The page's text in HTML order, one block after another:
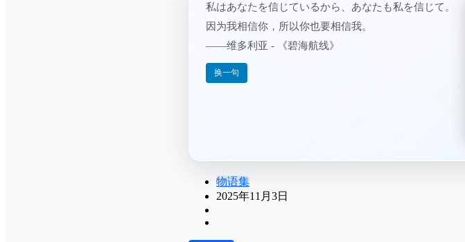
私はあなたを信じているから、あなたも私を信じて。
因为我相信你，所以你也要相信我。
——维多利亚 - 《碧海航线》
换一句
物语集
2025年11月3日